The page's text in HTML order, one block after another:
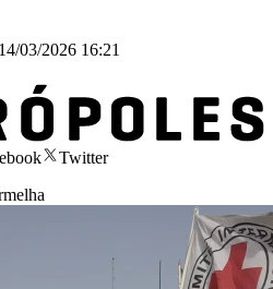
14/03/2026 16:21
Twitter